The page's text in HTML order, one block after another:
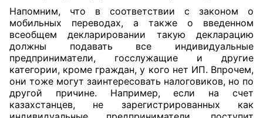
Напомним, что в соответствии с законом о
мобильных переводах, а также о введенном
всеобщем декларировании такую декларацию
должны подавать все индивидуальные
предприниматели, госслужащие и другие
категории, кроме граждан, у кого нет ИП. Впрочем,
они тоже могут заинтересовать налоговиков, но по
другой причине. Например, если на счет
казахстанцев, не зарегистрированных как